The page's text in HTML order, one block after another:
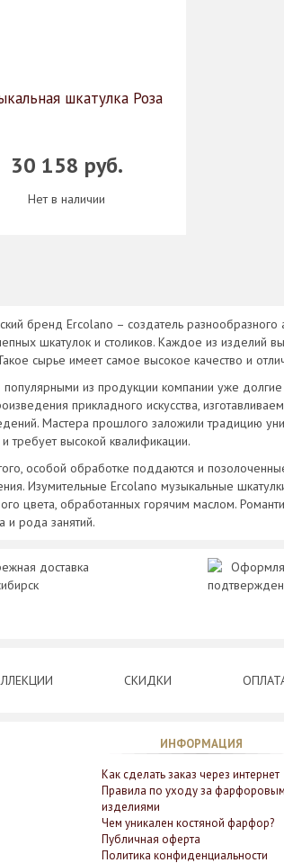
шкатулка Роза
30 158 руб.
Нет в наличии
бренд Ercolano – создатель
шкатулок и столиков. Каждое из изделий
сырье имеет самое высокое качество и
из продукции компании уже
прикладного искусства,
Мастера прошлого заложили традицию
и требует высокой квалификации.
особой обработке поддаются и
Изумительные Ercolano музыкальные
цвета, обработанных горячим маслом.
и рода занятий.
доставка
СКИДКИ
ИНФОРМАЦИЯ
Как сделать заказ через интернет
Правила по уходу за
изделиями
Чем уникален костяной фарфор?
Публичная оферта
Политика конфиденциальности